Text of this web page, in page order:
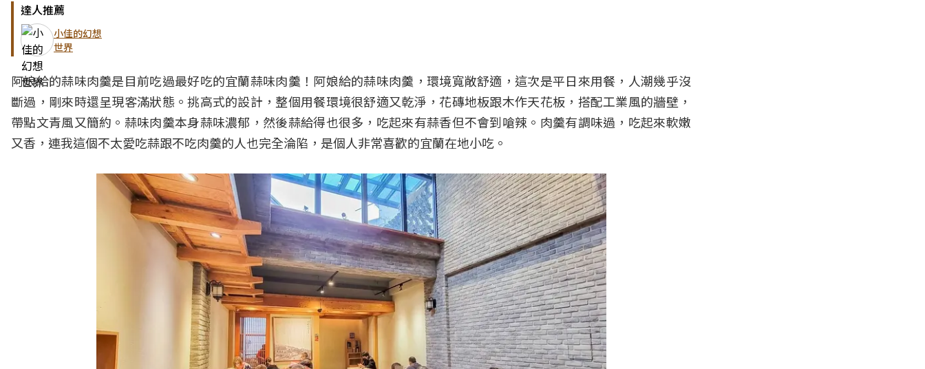
達人推薦
小佳的幻想
世界
阿娘給的蒜味肉羹是目前吃過最好吃的宜蘭蒜味肉羹！阿娘給的蒜味肉羹，環境寬敞舒適，這次是平日來用餐，人潮幾乎沒
斷過，剛來時還呈現客滿狀態。挑高式的設計，整個用餐環境很舒適又乾淨，花磚地板跟木作天花板，搭配工業風的牆壁，
帶點文青風又簡約。蒜味肉羹本身蒜味濃郁，然後蒜給得也很多，吃起來有蒜香但不會到嗆辣。肉羹有調味過，吃起來軟嫩
又香，連我這個不太愛吃蒜跟不吃肉羹的人也完全淪陷，是個人非常喜歡的宜蘭在地小吃。